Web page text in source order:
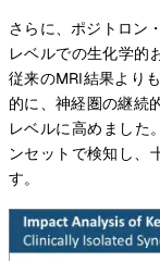
さらに、ポジトロン
レベルでの生化学的
従来のMRI結果より
的に、神経圏の継続
レベルに高めました
ンセットで検知し、
す。